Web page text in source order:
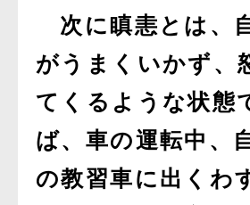
次に瞋恚とは、
がうまくいかず、
てくるような状態
ば、車の運転中、
の教習車に出くわ